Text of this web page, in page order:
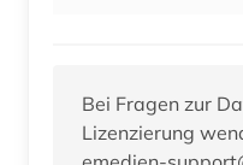
Bei Fragen zur
Lizenzierung